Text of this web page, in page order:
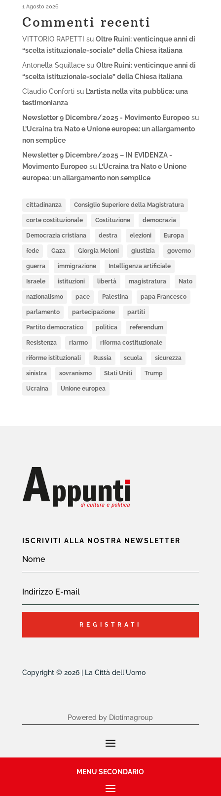
1 Agosto 2026
Commenti recenti
VITTORIO RAPETTI su Oltre Ruini: venticinque anni di
“scelta istituzionale-sociale” della Chiesa italiana
Antonella Squillacesu Oltre Ruini: venticinque anni di
“scelta istituzionale-sociale” della Chiesa italiana
Claudio Confortisu L’artista nella vita pubblica: una
testimonianza
Newsletter 9 Dicembre/2025 - Movimento Europeosu
L’Ucraina tra Nato e Unione europea: un allargamento
non semplice
Newsletter 9 Dicembre/2025 – IN EVIDENZA -
Movimento Europeosu L’Ucraina tra Nato e Unione
europea: un allargamento non semplice
cittadinanza Consiglio Superiore della Magistratura
corte costituzionale Costituzione democrazia
Democrazia cristiana destra elezioni Europa
fede Gaza Giorgia Meloni giustizia governo
guerra immigrazione Intelligenza artificiale
Israele istituzioni libertà magistratura Nato
nazionalismo pace Palestina papa Francesco
parlamento partecipazione partiti
Partito democratico politica referendum
Resistenza riarmo riforma costituzionale
riforme istituzionali Russia scuola sicurezza
sinistra sovranismo Stati Uniti Trump
Ucraina Unione europea
ISCRIVITI ALLA NOSTRA NEWSLETTER
REGISTRATI
Copyright © 2026 | La Città dell'Uomo
Powered by Diotimagroup
MENU SECONDARIO